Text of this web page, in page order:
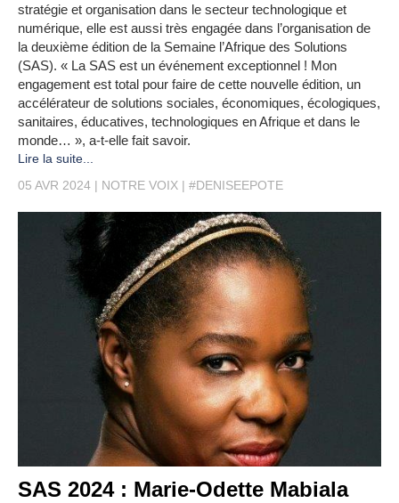
stratégie et organisation dans le secteur technologique et
numérique, elle est aussi très engagée dans l’organisation de
la deuxième édition de la Semaine l’Afrique des Solutions
(SAS). « La SAS est un événement exceptionnel ! Mon
engagement est total pour faire de cette nouvelle édition, un
accélérateur de solutions sociales, économiques, écologiques,
sanitaires, éducatives, technologiques en Afrique et dans le
monde… », a-t-elle fait savoir.
Lire la suite...
05 AVR 2024
NOTRE VOIX #DENISEEPOTE
SAS 2024 : Marie-Odette Mabiala